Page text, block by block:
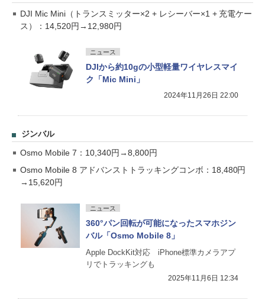
DJI Mic Mini（トランスミッター×2 + レシーバー×1 + 充電ケー
ス）：14,520円→12,980円
ニュース
DJIから約10gの小型軽量ワイヤレスマイ
ク「Mic Mini」
2024年11月26日 22:00
ジンバル
Osmo Mobile 7：10,340円→8,800円
Osmo Mobile 8 アドバンストトラッキングコンボ：18,480円
→15,620円
ニュース
360°パン回転が可能になったスマホジン
バル「Osmo Mobile 8」
Apple DockKit対応 iPhone標準カメラアプ
リでトラッキングも
2025年11月6日 12:34